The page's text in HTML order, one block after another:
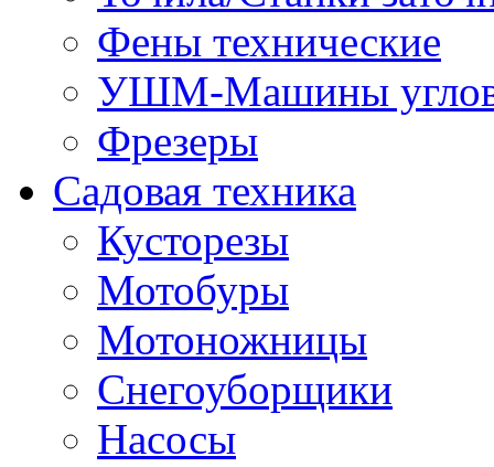
Фены технические
УШМ-Машины
Фрезеры
Садовая техника
Кусторезы
Мотобуры
Мотоножницы
Снегоуборщики
Насосы